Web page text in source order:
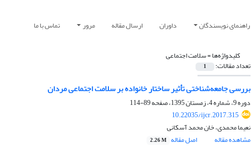
راهنمای نویسندگان داوران ارسال مقاله مرور تماس با ما
کلیدواژه‌ها =سلامت اجتماعی
تعداد مقالات: 1
بررسی جامعه‌شناختی تأثیر ساختار خانواده بر سلامت اجتماعی مردان
دوره 9، شماره 4، زمستان 1395، صفحه
89-114
10.22035/ijcr.2017.315
نعیما محمدی، خان محمد آسکانی
مشاهده مقاله
اصل مقاله 2.26 M